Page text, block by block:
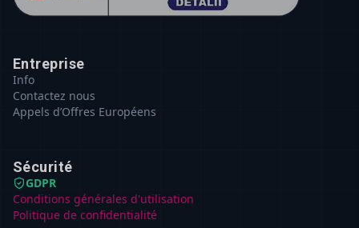
Entreprise
Info
Contactez nous
Appels d’Offres Européens
Sécurité
GDPR
Conditions générales d'utilisation
Politique de confidentialité